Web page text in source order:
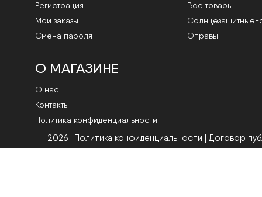
Регистрация
Мои заказы
Смена пароля
Все товары
Cолнцезащитные-
Оправы
О МАГАЗИНЕ
О нас
Контакты
Политика конфиденциальности
2026 | Политика конфиденциальности | Договор